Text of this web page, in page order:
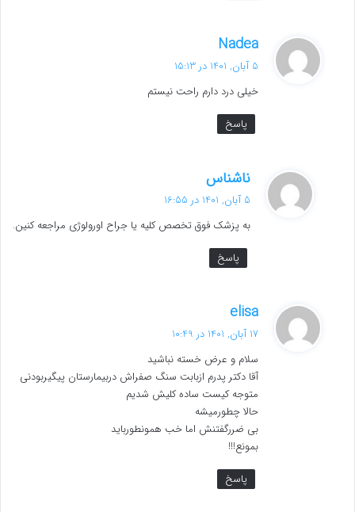
Nadea
ف
:
5 آبان, 1401 در 15:13
خیلی درد دارم راحت نیستم
پاسخ
ناشناس
ف
:
5 آبان, 1401 در 16:55
به پزشک فوق تخصص کلیه یا جراح اورولوژی مراجعه کنین.
پاسخ
elisa
17 آبان, 1401 در 10:49
سلام و عرض خسته نباشید
آقا دکتر پدرم ازبابت سنگ صفراش دربیمارستان پیگیربودنی
متوجه کیست ساده کلیش شدیم
حالا چطورمیشه
بی ضررگفتنش اما خب همونطورباید
بمونع!!!
پاسخ